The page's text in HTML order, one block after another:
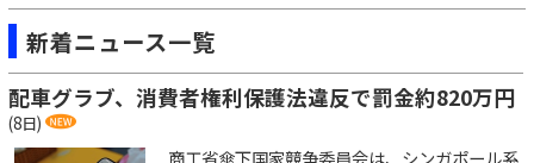
新着ニュース一覧
配車グラブ、消費者権利保護法違反で罰金約820万円
(8日)